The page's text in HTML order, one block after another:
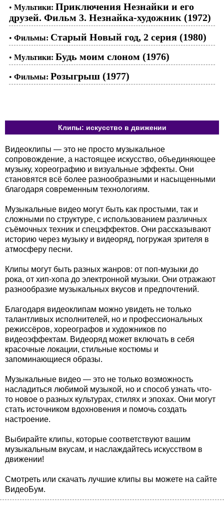
• Мультики: Приключения Незнайки и его
друзей. Фильм 3. Незнайка-художник (1972)
• Фильмы: Старый Новый год, 2 серия (1980)
• Мультики: Будь моим слоном (1976)
• Фильмы: Розыгрыш (1977)
Клипы: искусство в движении
Видеоклипы — это не просто музыкальное
сопровождение, а настоящее искусство, объединяющее
музыку, хореографию и визуальные эффекты. Они
становятся всё более разнообразными и насыщенными
благодаря современным технологиям.
Музыкальные видео могут быть как простыми, так и
сложными по структуре, с использованием различных
съёмочных техник и спецэффектов. Они рассказывают
историю через музыку и видеоряд, погружая зрителя в
атмосферу песни.
Клипы могут быть разных жанров: от поп-музыки до
рока, от хип-хопа до электронной музыки. Они отражают
разнообразие музыкальных вкусов и предпочтений.
Благодаря видеоклипам можно увидеть не только
талантливых исполнителей, но и профессиональных
режиссёров, хореографов и художников по
видеоэффектам. Видеоряд может включать в себя
красочные локации, стильные костюмы и
запоминающиеся образы.
Музыкальные видео — это не только возможность
насладиться любимой музыкой, но и способ узнать что-
то новое о разных культурах, стилях и эпохах. Они могут
стать источником вдохновения и помочь создать
настроение.
Выбирайте клипы, которые соответствуют вашим
музыкальным вкусам, и наслаждайтесь искусством в
движении!
Смотреть или скачать лучшие клипы вы можете на сайте
ВидеоБум.